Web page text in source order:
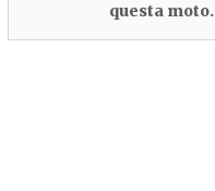
questa moto.